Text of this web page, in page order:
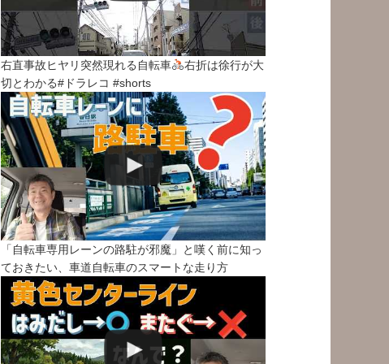
右直事故ヒヤリ突然現れる自転車
右折は徐行が大
切とわかる#ドラレコ #shorts
「自転車専用レーンの路駐が邪魔」と嘆く前に知っ
ておきたい、車道自転車のスマートな走り方